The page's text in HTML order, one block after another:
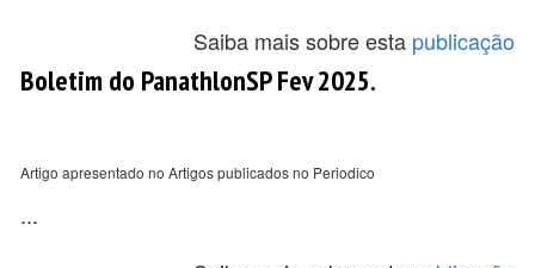
Saiba mais sobre esta publicação
Boletim do PanathlonSP Fev 2025.
Artigo apresentado no Artigos publicados no Periodico
...